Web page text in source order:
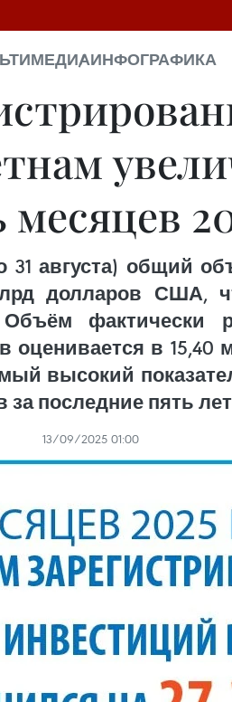
ИНФОГРАФИКА
августа) общий
долларов США,
фактически
оценивается в
высокий
последние пять
13/09/2025 01:00